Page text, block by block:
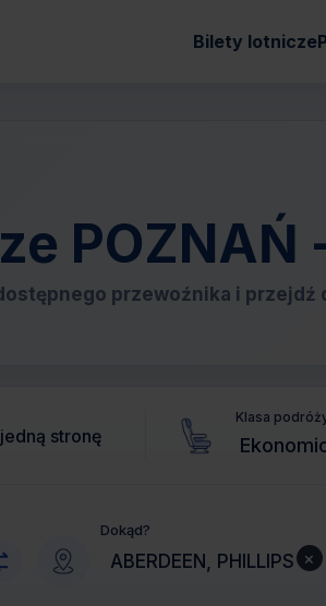
Bilety lotnicze
POZNAŃ
przewoźnika i przejdź
stronę
Klasa
Dokąd?
×